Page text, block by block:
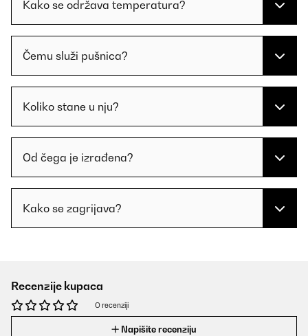
Kako se održava temperatura?
Čemu služi pušnica?
Koliko stane u nju?
Od čega je izrađena?
Kako se zagrijava?
Recenzije kupaca
O recenziji
Napišite recenziju